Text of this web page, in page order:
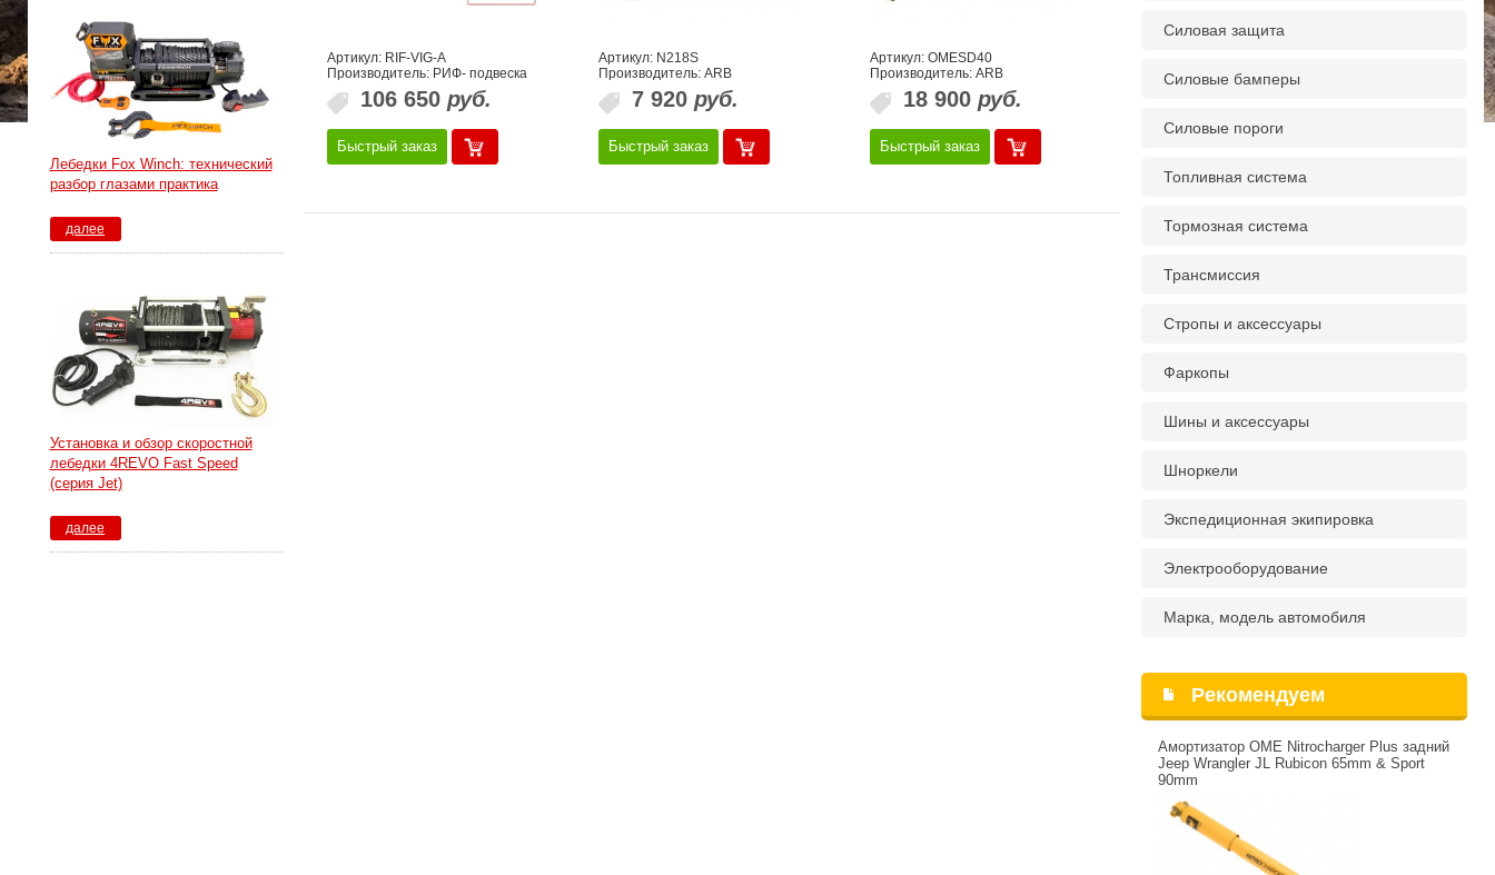
Лебедки Fox Winch: технический
разбор глазами практика
далее
Установка и обзор скоростной
лебедки 4REVO Fast Speed
(серия Jet)
далее
Артикул: RIF-VIG-A
Производитель: РИФ- подвеска
106 650 руб.
Быстрый заказ
Артикул: N218S
Производитель: ARB
7 920 руб.
Быстрый заказ
Артикул: OMESD40
Производитель: ARB
18 900 руб.
Быстрый заказ
Силовая защита
Силовые бамперы
Силовые пороги
Топливная система
Тормозная система
Трансмиссия
Стропы и аксессуары
Фаркопы
Шины и аксессуары
Шноркели
Экспедиционная экипировка
Электрооборудование
Марка, модель автомобиля
Рекомендуем
Амортизатор OME Nitrocharger Plus задний
Jeep Wrangler JL Rubicon 65mm & Sport
90mm